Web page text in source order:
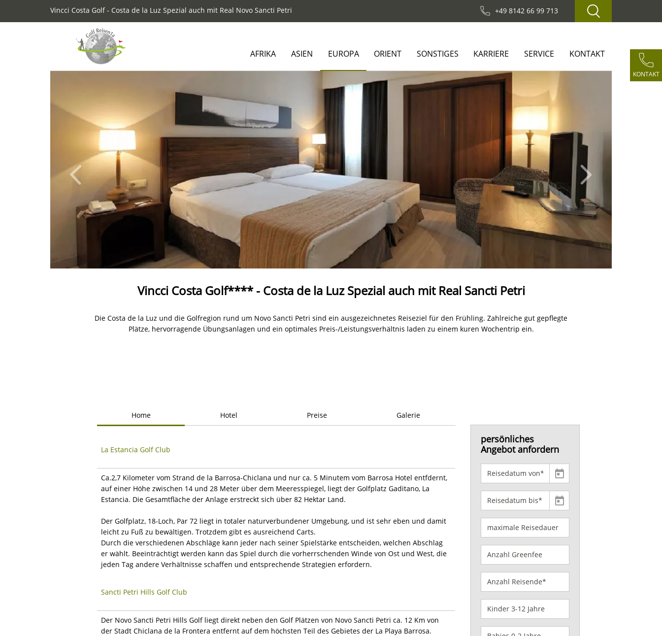
Vincci Costa Golf - Costa de la Luz Spezial auch mit Real Novo Sancti Petri +49 8142 66 99 713
KONTAKT
AFRIKA ASIEN EUROPA ORIENT SONSTIGES KARRIERE SERVICE KONTAKT
Vincci Costa Golf**** - Costa de la Luz Spezial auch mit Real Sancti Petri
Die Costa de la Luz und die Golfregion rund um Novo Sancti Petri sind ein ausgezeichnetes Reiseziel für den Frühling. Zahlreiche gut gepflegte
Plätze, hervorragende Übungsanlagen und ein optimales Preis-/Leistungsverhältnis laden zu einem kuren Wochentrip ein.
Home Hotel Preise Galerie
La Estancia Golf Club
Ca.2,7 Kilometer vom Strand de la Barrosa-Chiclana und nur ca. 5 Minutem vom Barrosa Hotel entfdernt,
auf einer Höhe zwischen 14 und 28 Meter über dem Meeresspiegel, liegt der Golfplatz Gaditano, La
Estancia. Die Gesamtfläche der Anlage erstreckt sich über 82 Hektar Land.
Der Golfplatz, 18-Loch, Par 72 liegt in totaler naturverbundener Umgebung, und ist sehr eben und damit
leicht zu Fuß zu bewältigen. Trotzdem gibt es ausreichend Carts.
Durch die verschiedenen Abschläge kann jeder nach seiner Spielstärke entscheiden, welchen Abschlag
er wählt. Beeinträchtigt werden kann das Spiel durch die vorherrschenden Winde von Ost und West, die
jeden Tag andere Verhältnisse schaffen und entsprechende Strategien erfordern.
Sancti Petri Hills Golf Club
Der Novo Sancti Petri Hills Golf liegt direkt neben den Golf Plätzen von Novo Sancti Petri ca. 12 Km von
der Stadt Chiclana de la Frontera entfernt auf dem höchsten Teil des Gebietes der La Playa Barrosa.
persönliches
Angebot anfordern